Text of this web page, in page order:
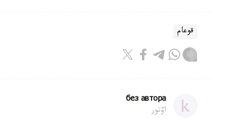
قوعام
без автора
اۆتور